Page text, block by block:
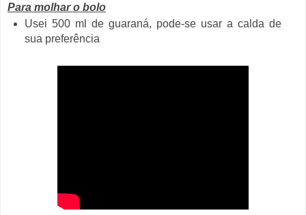
Para molhar o bolo
Usei 500 ml de guaraná, pode-se usar a calda de
sua preferência